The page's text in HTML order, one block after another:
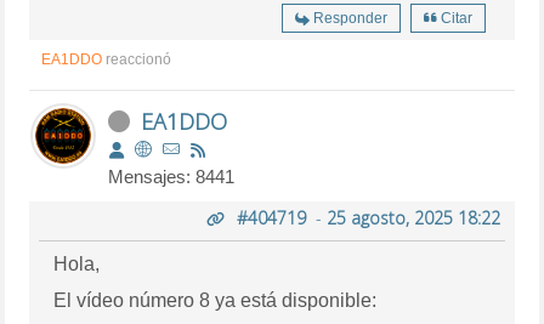
Responder Citar
EA1DDO reaccionó
EA1DDO
Mensajes: 8441
#404719- 25 agosto, 2025 18:22
Hola,
El vídeo número 8 ya está disponible: